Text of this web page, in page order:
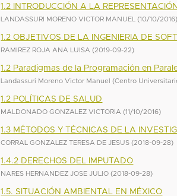
1.2 INTRODUCCIÓN A LA
LANDASSURI MORENO VICTOR MANUEL (10/10/2016)
1.2 OBJETIVOS DE LA INGENIERIA DE
RAMIREZ ROJA ANA LUISA (2019-09-22)
1.2 Paradigmas de la Programación en
Landassuri Moreno Victor Manuel (Centro
1.2 POLÍTICAS DE SALUD
MALDONADO GONZALEZ VICTORIA (11/10/2016)
1.3 MÉTODOS Y TÉCNICAS DE LA
CORRAL GONZALEZ TERESA DE JESUS (2018-09-28)
1.4.2 DERECHOS DEL IMPUTADO
NARES HERNANDEZ JOSE JULIO (2018-09-28)
1.5. SITUACIÓN AMBIENTAL EN MÉXICO